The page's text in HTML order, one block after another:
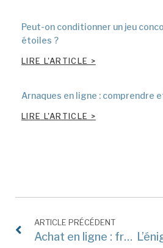
Peut-on conditionner un jeu
étoiles ?
LIRE L'ARTICLE >
Arnaques en ligne : comprendre
LIRE L'ARTICLE >
ARTICLE PRÉCÉDENT
Achat en ligne : franchiseur et franchisé solidairement responsables de la violation du droit de rétractation